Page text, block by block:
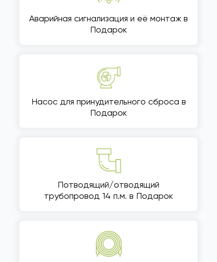
Аварийная сигнализация и её монтаж в
Подарок
Насос для принудительного сброса в
Подарок
Потводящий/отводящий
трубопровод 14 п.м. в Подарок